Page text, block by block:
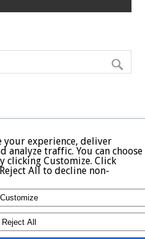
your experience, deliver
analyze traffic. You can choose
clicking Customize. Click
Reject All to decline non-
Customize
Reject All